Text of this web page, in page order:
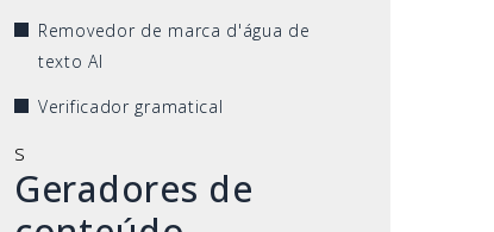
Removedor de marca d'água de
texto AI
Verificador gramatical
s
Geradores de